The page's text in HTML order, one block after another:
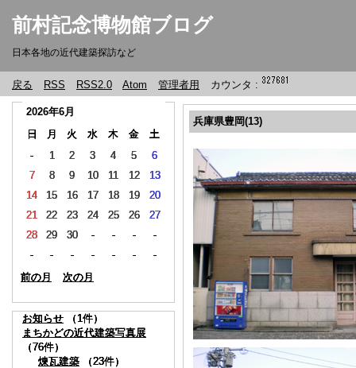
前村記念博物館ブログ
日本各地の近代建築探訪など
戻る RSS RSS2.0 Atom 管理者用 カウンタ :
2026年6月
日
月 火 水 木 金
土
-
1 2 3 4 5
6
7
8 9 10 11 12
13
14
15 16 17 18 19
20
21
22 23 24 25 26
27
28
29 30 - - -
-
-
- - - - -
-
前の月
次の月
お知らせ （1件）
まちかどの近代建築写真展
（76件）
煉瓦建築 （23件）
兵庫県豊岡(13)
2026年6月
日
月 火 水 木 金
土
-
1 2 3 4 5
6
7
8 9 10 11 12
13
14
15 16 17 18 19
20
21
22 23 24 25 26
27
28
29 30 - - -
-
-
- - - - -
-
前の月
次の月
お知らせ （1件）
まちかどの近代建築写真展
（76件）
煉瓦建築 （23件）
2026年6月
日
月 火 水 木 金
土
-
1 2 3 4 5
6
7
8 9 10 11 12
13
14
15 16 17 18 19
20
21
22 23 24 25 26
27
28
29 30 - - -
-
-
- - - - -
-
前の月
次の月
お知らせ （1件）
まちかどの近代建築写真展
（76件）
煉瓦建築 （23件）
2026年6月
日
月 火 水 木 金
土
-
1 2 3 4 5
6
7
8 9 10 11 12
13
14
15 16 17 18 19
20
21
22 23 24 25 26
27
28
29 30 - - -
-
-
- - - - -
-
前の月
次の月
お知らせ （1件）
まちかどの近代建築写真展
（76件）
煉瓦建築 （23件）